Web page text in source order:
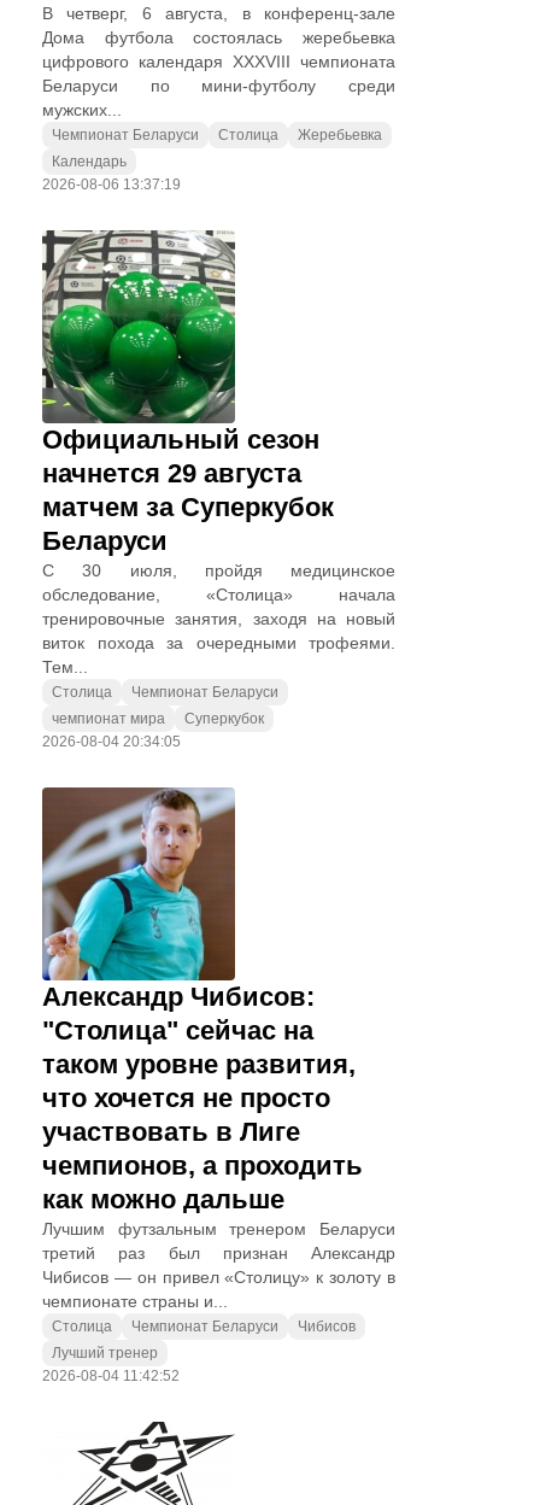
В четверг, 6 августа, в конференц-зале
Дома футбола состоялась жеребьевка
цифрового календаря XXXVIII чемпионата
Беларуси по мини-футболу среди
мужских...
Чемпионат Беларуси Столица
Жеребьевка
Календарь
2026-08-06 13:37:19
Официальный сезон
начнется 29 августа
матчем за Суперкубок
Беларуси
С 30 июля, пройдя медицинское
обследование, «Столица» начала
тренировочные занятия, заходя на новый
виток похода за очередными трофеями.
Тем...
Столица
Чемпионат Беларуси
чемпионат мира
Суперкубок
2026-08-04 20:34:05
Александр Чибисов:
"Столица" сейчас на
таком уровне развития,
что хочется не просто
участвовать в Лиге
чемпионов, а проходить
как можно дальше
Лучшим футзальным тренером Беларуси
третий раз был признан Александр
Чибисов — он привел «Столицу» к золоту в
чемпионате страны и...
Столица Чемпионат Беларуси
Чибисов
Лучший тренер
2026-08-04 11:42:52